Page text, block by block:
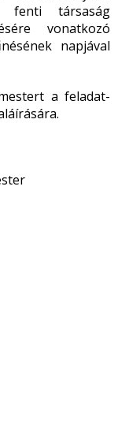
fenti társaság
vonatkozó
napjával
a feladat-